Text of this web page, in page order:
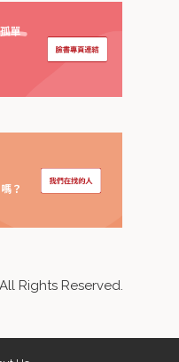
Rights Reserved.